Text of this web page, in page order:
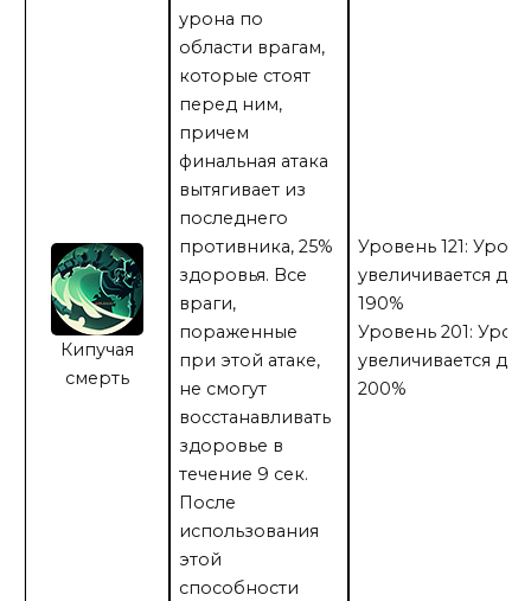
Кипучая
смерть
урона по
области врагам,
которые стоят
перед ним,
причем
финальная атака
вытягивает из
последнего
противника, 25%
здоровья. Все
враги,
пораженные
при этой атаке,
не смогут
восстанавливать
здоровье в
течение 9 сек.
После
использования
этой
способности
Уровень 121: Урон
увеличивается до
190%
Уровень 201: Урон
увеличивается до
200%